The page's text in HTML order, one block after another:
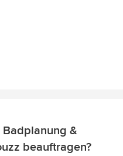
Badplanung &
beauftragen?